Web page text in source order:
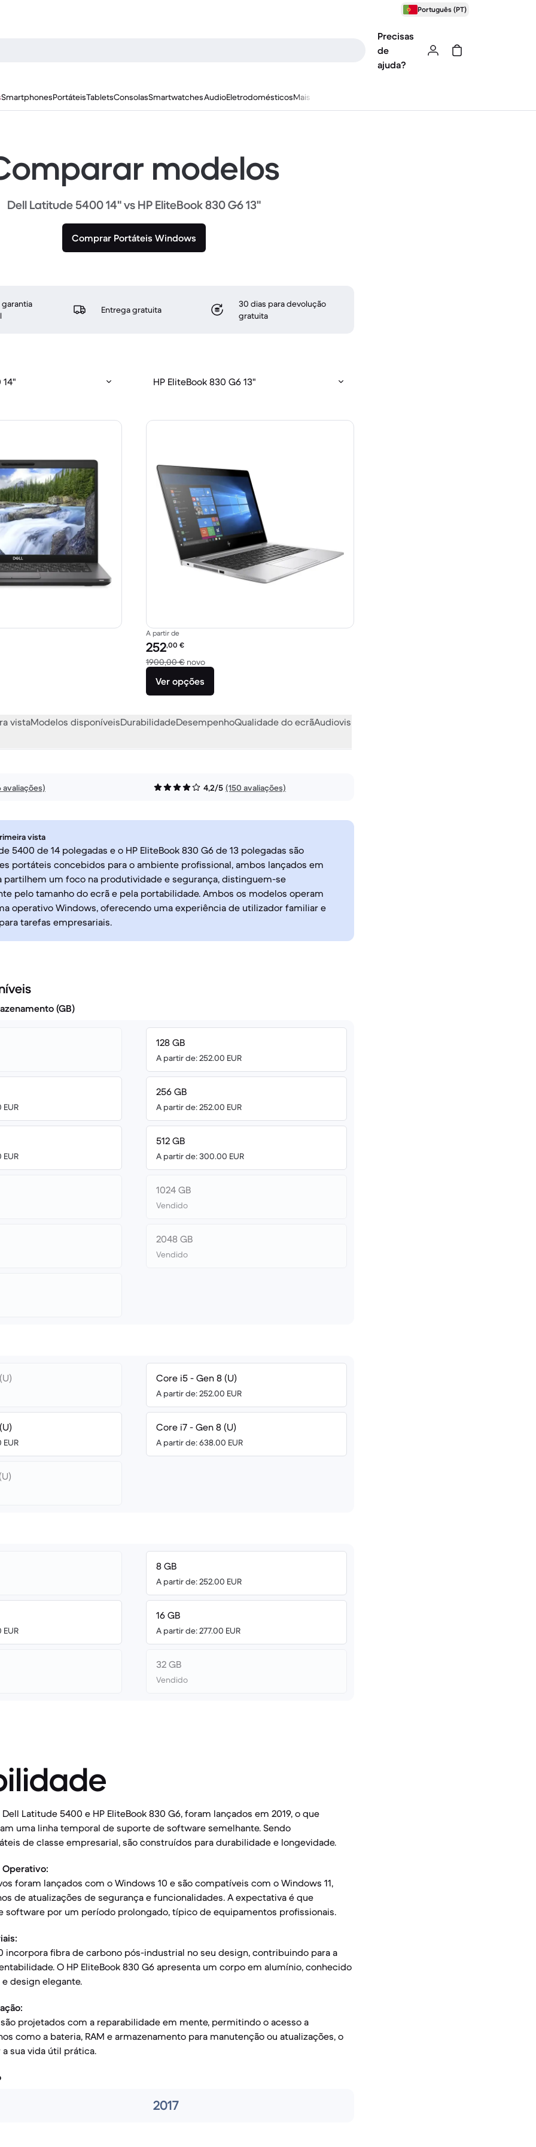
Português (PT)
Precisas
de
ajuda?
SmartphonesPortáteisTabletsConsolasSmartwatchesAudioEletrodomésticosMais
modelos
Dell Latitude 5400 14" vs HP EliteBook 830 G6 13"
Comprar Portáteis Windows
garantia
Entrega gratuita
30 dias para devolução
gratuita
HP EliteBook 830 G6 13"
A partir de
Preço recondicionado:
252,00 €
1900,00 € novoVersus 1900,00 € novo
Ver opções
vistaModelos disponíveisDurabilidadeDesempenhoQualidade do ecrãAudiovisual
avaliações) 4,2/5 (150 avaliações)
vista
5400 de 14 polegadas e o HP EliteBook 830 G6 de 13 polegadas são
portáteis concebidos para o ambiente profissional, ambos lançados em
partilhem um foco na produtividade e segurança, distinguem-se
pelo tamanho do ecrã e pela portabilidade. Ambos os modelos operam
operativo Windows, oferecendo uma experiência de utilizador familiar e
tarefas empresariais.
(GB)
128 GB
A partir de: 252.00 EUR
256 GB
A partir de: 252.00 EUR
512 GB
A partir de: 300.00 EUR
1024 GB
Vendido
2048 GB
Vendido
Core i5 - Gen 8 (U)
A partir de: 252.00 EUR
Core i7 - Gen 8 (U)
A partir de: 638.00 EUR
8 GB
A partir de: 252.00 EUR
16 GB
A partir de: 277.00 EUR
32 GB
Vendido
Latitude 5400 e HP EliteBook 830 G6, foram lançados em 2019, o que
uma linha temporal de suporte de software semelhante. Sendo
de classe empresarial, são construídos para durabilidade e longevidade.
foram lançados com o Windows 10 e são compatíveis com o Windows 11,
de atualizações de segurança e funcionalidades. A expectativa é que
software por um período prolongado, típico de equipamentos profissionais.
incorpora fibra de carbono pós-industrial no seu design, contribuindo para a
O HP EliteBook 830 G6 apresenta um corpo em alumínio, conhecido
design elegante.
projetados com a reparabilidade em mente, permitindo o acesso a
como a bateria, RAM e armazenamento para manutenção ou atualizações, o
sua vida útil prática.
2017